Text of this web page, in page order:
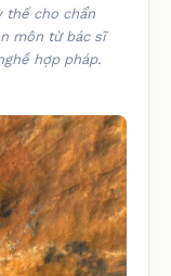
thế cho chẩn
môn từ bác sĩ
hợp pháp.